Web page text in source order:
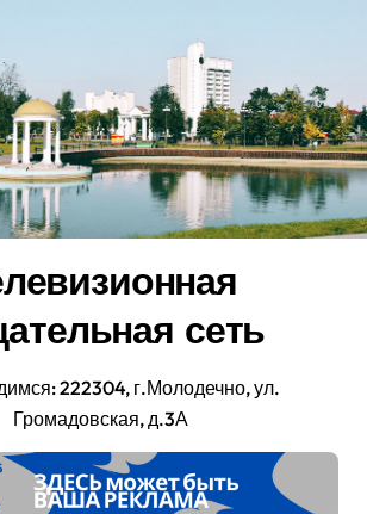
сеть
222304, г.Молодечно, ул.
Громадовская, д.3А